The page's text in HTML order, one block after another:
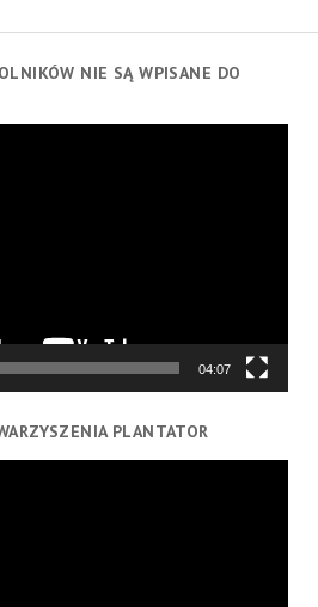
NIE SĄ WPISANE DO
04:07
PLANTATOR